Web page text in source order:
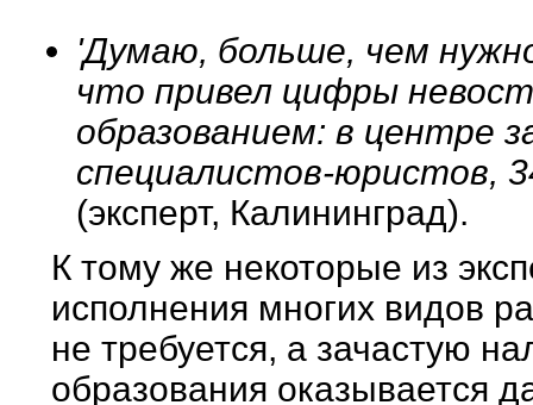
'Думаю, больше, чем
что привел цифры
образованием: в центре
специалистов-юристов,
(эксперт, Калининград).
К тому же некоторые из
исполнения многих видов
не требуется, а зачастую
образования оказывается